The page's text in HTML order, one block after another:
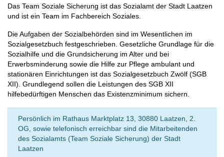
Das Team Soziale Sicherung ist das Sozialamt der Stadt Laatzen
und ist ein Team im Fachbereich Soziales.
Die Aufgaben der Sozialbehörden sind im Wesentlichen im
Sozialgesetzbuch festgeschrieben. Gesetzliche Grundlage für die
Sozialhilfe und die Grundsicherung im Alter und bei
Erwerbsminderung sowie die Hilfe zur Pflege ambulant und
stationären Einrichtungen ist das Sozialgesetzbuch Zwölf (SGB
XII). Grundlegend sollen die Leistungen des SGB XII
hilfebedürftigen Menschen das Existenzminimum sichern.
Persönlich im Rathaus Marktplatz 13, 30880 Laatzen, 2.
OG, sowie telefonisch erreichbar sind die Mitarbeitenden
des Sozialamts (Team Soziale Sicherung) der Stadt
Laatzen